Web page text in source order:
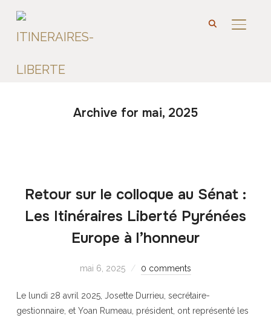
Archive for mai, 2025
Retour sur le colloque au Sénat :
Les Itinéraires Liberté Pyrénées
Europe à l’honneur
mai 6, 2025 0 comments
Le lundi 28 avril 2025, Josette Durrieu, secrétaire-
gestionnaire, et Yoan Rumeau, président, ont représenté les